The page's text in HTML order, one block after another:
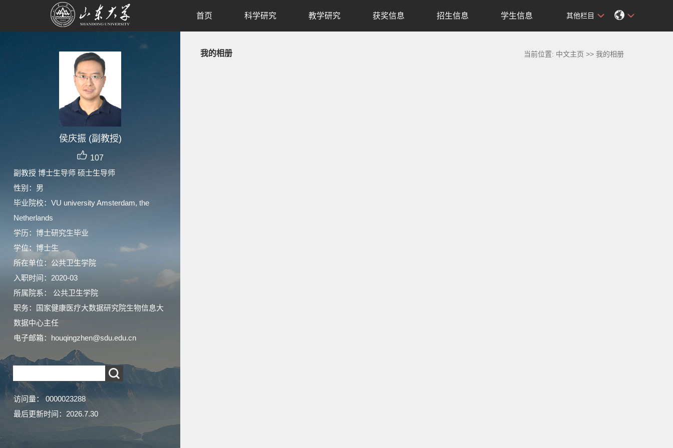
侯庆振 (副教授)
107
副教授 博士生导师 硕士生导师
性别：男
毕业院校：VU university Amsterdam, the
Netherlands
学历：博士研究生毕业
学位：博士生
所在单位：公共卫生学院
入职时间：2020-03
所属院系： 公共卫生学院
职务：国家健康医疗大数据研究院生物信息大
数据中心主任
电子邮箱： houqingzhen@sdu.edu.cn
访问量： 0000023288
最后更新时间： 2026.7.30
首页 科学研究 教学研究 获奖信息 招生信息 学生信息 其他栏目
我的相册 当前位置: 中文主页 >>我的相册